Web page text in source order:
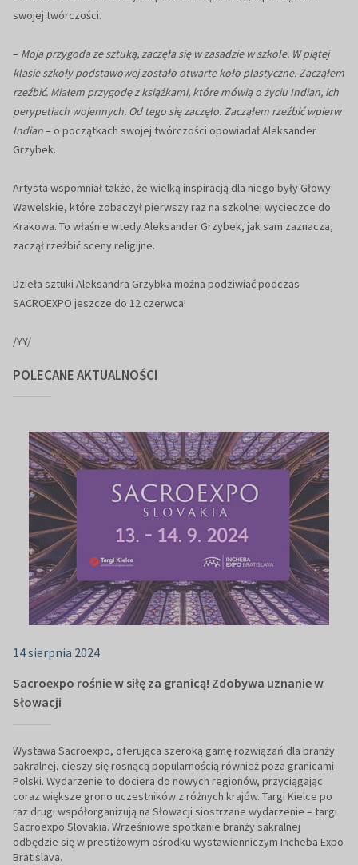
swojej twórczości.
– Moja przygoda ze sztuką, zaczęła się w zasadzie w szkole. W piątej
klasie szkoły podstawowej zostało otwarte koło plastyczne. Zacząłem
rzeźbić. Miałem przygodę z książkami, które mówią o życiu Indian, ich
perypetiach wojennych. Od tego się zaczęło. Zacząłem rzeźbić wpierw
Indian– o początkach swojej twórczości opowiadał Aleksander
Grzybek.
Artysta wspomniał także, że wielką inspiracją dla niego były Głowy
Wawelskie, które zobaczył pierwszy raz na szkolnej wycieczce do
Krakowa. To właśnie wtedy Aleksander Grzybek, jak sam zaznacza,
zaczął rzeźbić sceny religijne.
Dzieła sztuki Aleksandra Grzybka można podziwiać podczas
SACROEXPO jeszcze do 12 czerwca!
/YY/
POLECANE AKTUALNOŚCI
14 sierpnia 2024
Sacroexpo rośnie w siłę za granicą! Zdobywa uznanie w
Słowacji
Wystawa Sacroexpo, oferująca szeroką gamę rozwiązań dla branży
sakralnej, cieszy się rosnącą popularnością również poza granicami
Polski. Wydarzenie to dociera do nowych regionów, przyciągając
coraz większe grono uczestników z różnych krajów. Targi Kielce po
raz drugi współorganizują na Słowacji siostrzane wydarzenie – targi
Sacroexpo Slovakia. Wrześniowe spotkanie branży sakralnej
odbędzie się w prestiżowym ośrodku wystawienniczym Incheba Expo
Bratislava.